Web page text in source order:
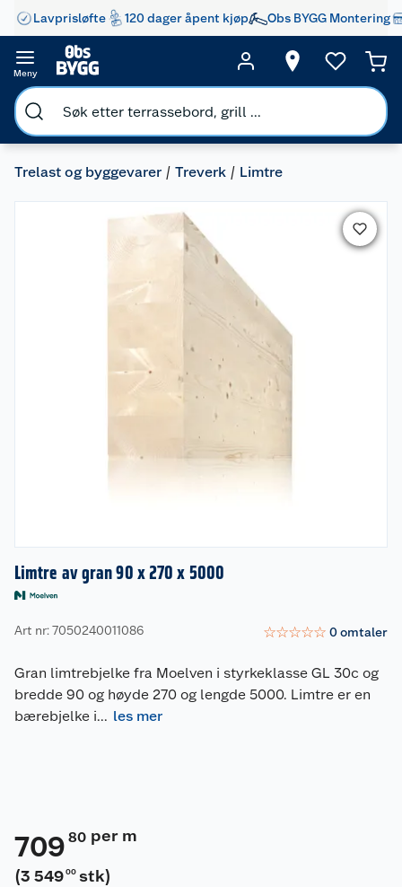
Lavprisløfte 120 dager åpent kjøp Obs BYGG Montering
Meny
Trelast og byggevarer Treverk Limtre
Limtre av gran 90 x 270 x 5000
Art nr: 7050240011086 ☆☆☆☆☆ 0omtaler
Gran limtrebjelke fra Moelven i styrkeklasse GL 30c og
bredde 90 og høyde 270 og lengde 5000. Limtre er en
bærebjelke i... les mer
709 80 per m
(3 549 00 stk)